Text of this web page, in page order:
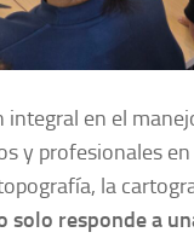
en el
y profesionales
la
responde a